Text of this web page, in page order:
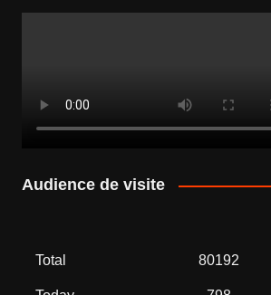
Audience de visite
Total 80192